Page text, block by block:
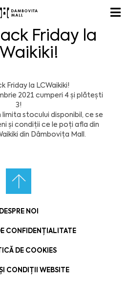
Friday la
Friday la LCWaikiki!
2021 cumperi 4 și plătești
3!
stocului disponibil, ce se
și condiții ce le poți afla din
din Dâmbovița Mall.
DESPRE NOI
CONFIDENȚIALITATE
DE COOKIES
CONDIȚII WEBSITE